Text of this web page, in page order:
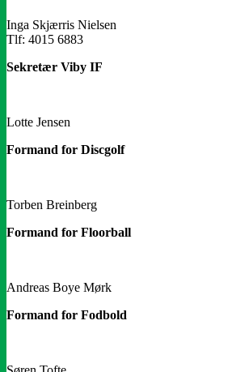
Inga Skjærris Nielsen
Tlf: 4015 6883
Sekretær Viby IF
Lotte Jensen
Formand for Discgolf
Torben Breinberg
Formand for Floorball
Andreas Boye Mørk
Formand for Fodbold